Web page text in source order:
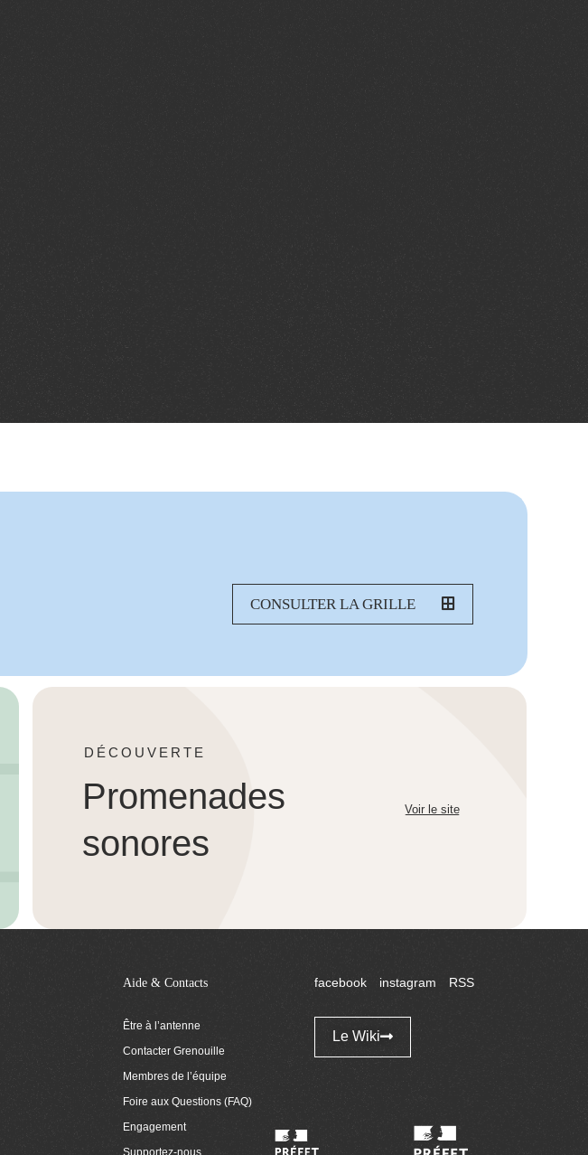
CONSULTER LA GRILLE
DÉCOUVERTE
Promenades
sonores
Voir le site
Aide & Contacts
Être à l’antenne
Contacter Grenouille
Membres de l’équipe
Foire aux Questions (FAQ)
Engagement
Supportez-nous
facebook instagram RSS
Le Wiki